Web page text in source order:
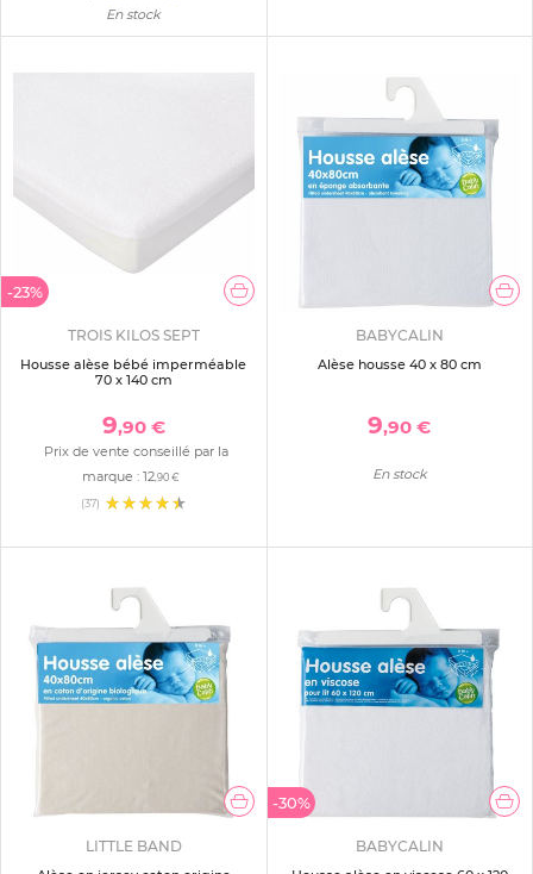
En stock
-23%
TROIS KILOS SEPT
Housse alèse bébé imperméable
70 x 140 cm
9,90 €
Prix de vente conseillé par la
marque :12 ,90 €
(37)
BABYCALIN
Alèse housse 40 x 80 cm
9,90 €
En stock
LITTLE BAND
-30%
BABYCALIN